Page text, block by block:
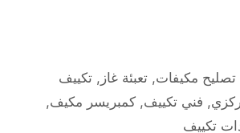
تصليح مكيفات,تعبئة غاز ,تكييف
, فني تكييف, كمبريسر مكيف,
تكييف